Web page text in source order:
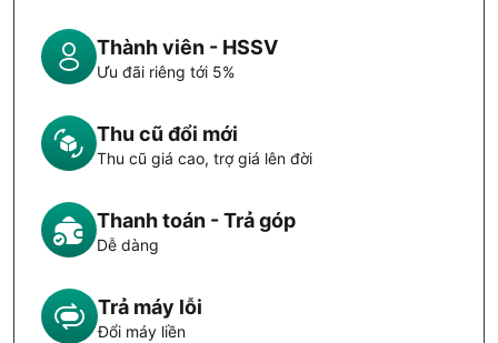
Thành viên - HSSV
Ưu đãi riêng tới 5%
Thu cũ đổi mới
Thu cũ giá cao, trợ giá lên đời
Thanh toán - Trả góp
Dễ dàng
Trả máy lỗi
Đổi máy liền